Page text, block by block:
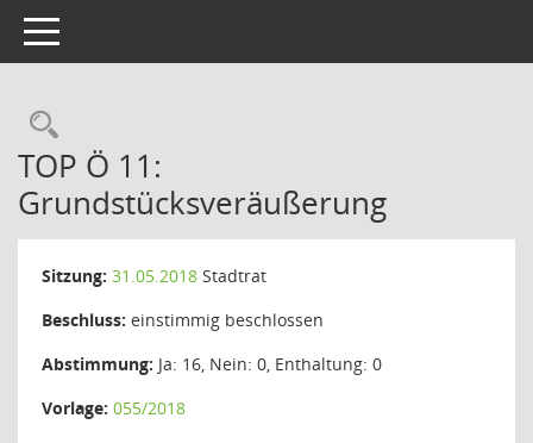
Toggle navigation
Rechercheauswahl
TOP Ö 11:
Grundstücksveräußerung
Sitzung: 31.05.2018 Stadtrat
Beschluss: einstimmig beschlossen
Abstimmung: Ja: 16, Nein: 0, Enthaltung: 0
Vorlage: 055/2018